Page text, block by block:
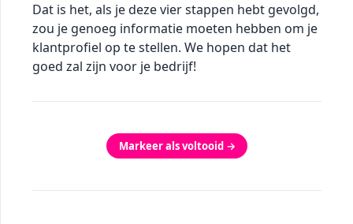
Dat is het, als je deze vier stappen hebt gevolgd,
zou je genoeg informatie moeten hebben om je
klantprofiel op te stellen. We hopen dat het
goed zal zijn voor je bedrijf!
Markeer als voltooid →